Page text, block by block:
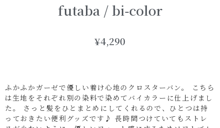
futaba / bi-color
¥4,290
ふかふかガーゼで優しい着け心地のクロスターバン。 こちら
は生地をそれぞれ別の染料で染めてバイカラーに仕上げまし
た。 さっと髪をひとまとめにしてくれるので、ひとつは持
っておきたい便利グッズです♪ 長時間つけていてもストレ